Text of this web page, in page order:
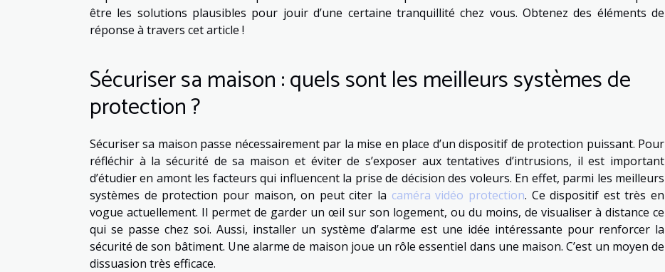
être les solutions plausibles pour jouir d’une certaine tranquillité chez vous. Obtenez des éléments de
réponse à travers cet article !
Sécuriser sa maison : quels sont les meilleurs systèmes de
protection ?
Sécuriser sa maison passe nécessairement par la mise en place d’un dispositif de protection puissant. Pour
réfléchir à la sécurité de sa maison et éviter de s’exposer aux tentatives d’intrusions, il est important
d’étudier en amont les facteurs qui influencent la prise de décision des voleurs. En effet, parmi les meilleurs
systèmes de protection pour maison, on peut citer la caméra vidéo protection. Ce dispositif est très en
vogue actuellement. Il permet de garder un œil sur son logement, ou du moins, de visualiser à distance ce
qui se passe chez soi. Aussi, installer un système d’alarme est une idée intéressante pour renforcer la
sécurité de son bâtiment. Une alarme de maison joue un rôle essentiel dans une maison. C’est un moyen de
dissuasion très efficace.